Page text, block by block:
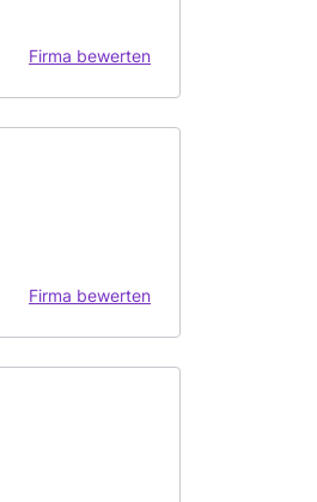
Firma bewerten
Firma bewerten